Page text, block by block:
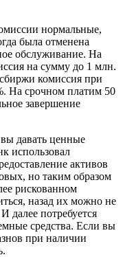
нормальные,
была отменена
обслуживание. На
на сумму до 1 млн.
комиссия при
На срочном платим 50
завершение
давать ценные
использовал
активов
но таким образом
рискованном
назад их можно не
далее потребуется
средства. Если вы
при наличии